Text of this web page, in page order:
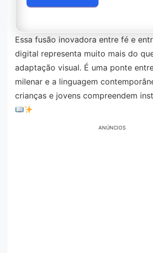
Essa fusão inovadora entre fé e
digital representa muito mais do
adaptação visual. É uma ponte
milenar e a linguagem
crianças e jovens compreendem
ANÚNCIOS